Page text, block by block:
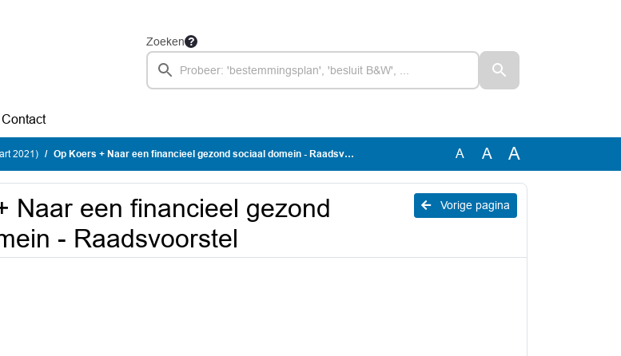
Zoeken
Contact
2021) Op Koers + Naar een financieel gezond sociaal domein - Raadsvoorstel A A A
Vorige pagina
Naar een financieel gezond
- Raadsvoorstel